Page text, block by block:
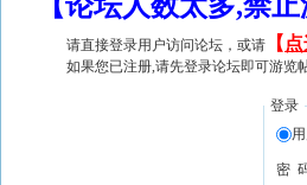
请直接登录用户访问论坛，或请 【
如果您已注册,请先登录论坛即可游览
登录
密